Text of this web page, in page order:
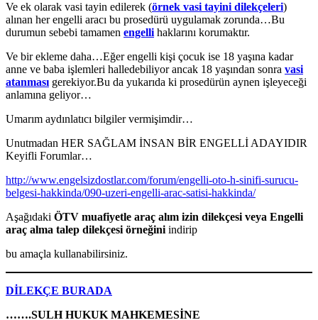
Ve ek olarak vasi tayin edilerek (örnek vasi tayini dilekçeleri)
alınan her engelli aracı bu prosedürü uygulamak zorunda…Bu
durumun sebebi tamamen engellihaklarını korumaktır.
Ve bir ekleme daha…Eğer engelli kişi çocuk ise 18 yaşına kadar
anne ve baba işlemleri halledebiliyor ancak 18 yaşından sonra vasi
atanmasıgerekiyor.Bu da yukarıda ki prosedürün aynen işleyeceği
anlamına geliyor…
Umarım aydınlatıcı bilgiler vermişimdir…
Unutmadan HER SAĞLAM İNSAN BİR ENGELLİ ADAYIDIR
Keyifli Forumlar…
http://www.engelsizdostlar.com/forum/engelli-oto-h-sinifi-surucu-
belgesi-hakkinda/090-uzeri-engelli-arac-satisi-hakkinda/
Aşağıdaki ÖTV muafiyetle araç alım izin dilekçesi veya Engelli
araç alma talep dilekçesi örneğiniindirip
bu amaçla kullanabilirsiniz.
DİLEKÇE BURADA
…….SULH HUKUK MAHKEMESİNE